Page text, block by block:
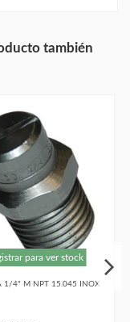
también
para ver stock
1/4" M NPT 15.045 INOX